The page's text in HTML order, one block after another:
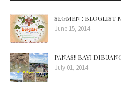
SEGMEN : BLOGLIST
June 15, 2014
PANAS!! BAYI
July 01, 2014